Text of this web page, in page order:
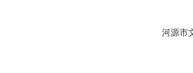
河源市文